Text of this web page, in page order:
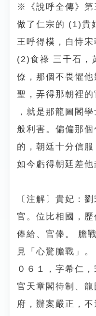
※《說呼全傳》第
做了仁宗的 (1)貴
王呼得模，自恃
(2)食祿 三千石，
僚，那個不畏懼
聖，弄得那朝裡
，就是那龍圖閣
般利害。偏偏那
的，朝廷十分信服
如今虧得朝廷差他
〔注解〕貴妃：
官。位比相國，歷
俸給、官俸。 膽
見「心驚膽戰」
０６１，字希仁
官天章閣待制、
府，辦案嚴正，